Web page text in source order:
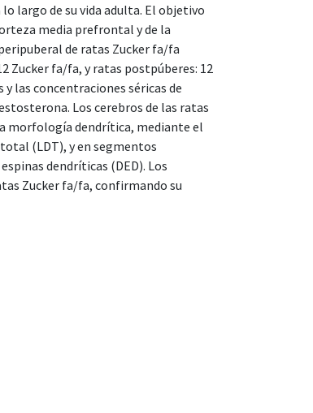
largo de su vida adulta. El objetivo
media prefrontal y de la
de ratas Zucker fa/fa
Zucker fa/fa, y ratas postpúberes: 12
las concentraciones séricas de
Los cerebros de las ratas
morfología dendrítica, mediante el
(LDT), y en segmentos
dendríticas (DED). Los
Zucker fa/fa, confirmando su